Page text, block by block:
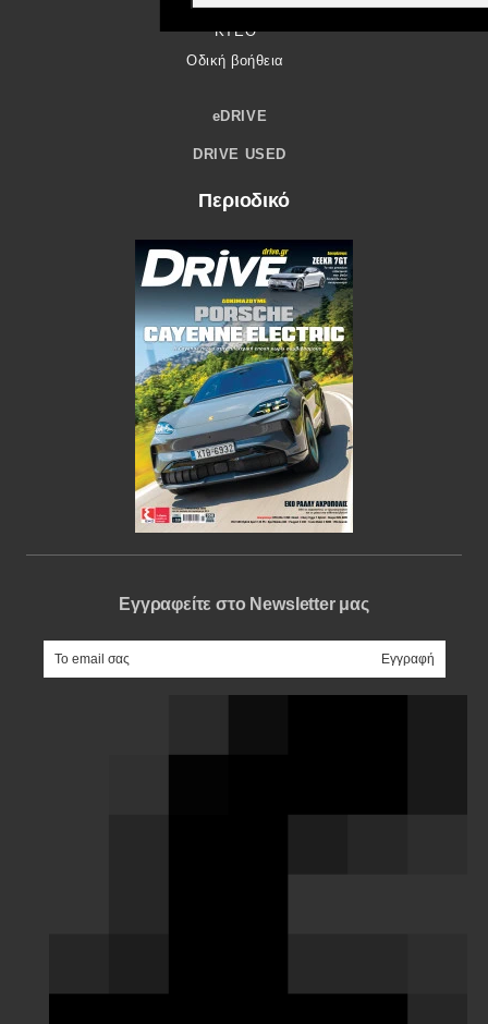
ΚΤΕΟ
Οδική βοήθεια
eDRIVE
DRIVE USED
Περιοδικό
Εγγραφείτε στο Newsletter μας
e-mail